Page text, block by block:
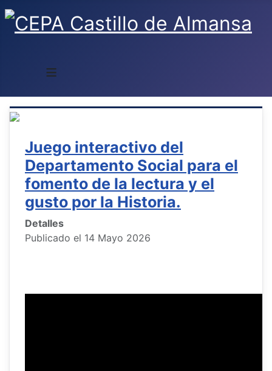
≡
Juego interactivo del
Departamento Social para el
fomento de la lectura y el
gusto por la Historia.
Detalles
Publicado el 14 Mayo 2026